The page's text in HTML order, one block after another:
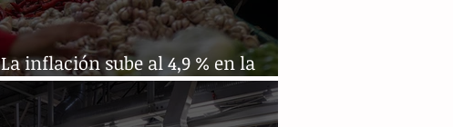
La inflación sube al 4,9 % en la
primera quincena de enero